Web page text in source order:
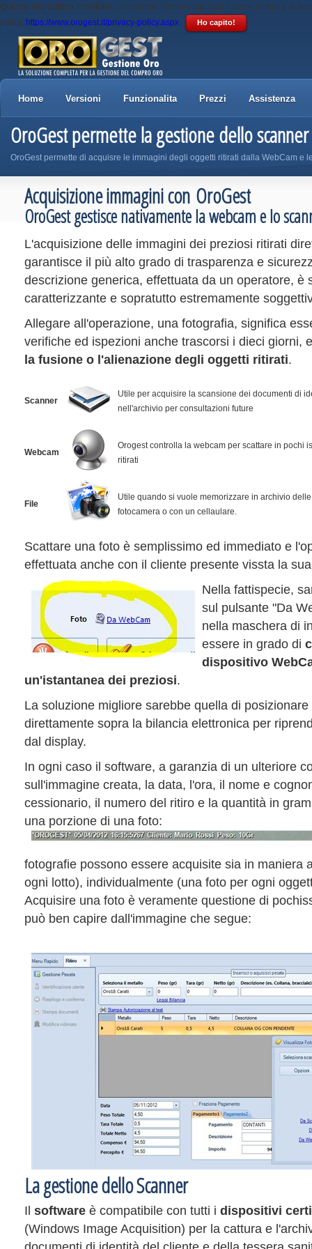
Questo sito utilizza i cookies. Utilizzando il nostro sito web l'utente dichiara di
policy. https://www.orogest.it/privacy-policy.aspx Ho capito!
Home Versioni Funzionalita Prezzi Assistenza
OroGest permette la gestione dello
OroGest permette di acquisre le immagini degli oggetti ritirati dalla WebCam
Acquisizione immagini con OroGest
OroGest gestisce nativamente la webcam e lo
L'acquisizione delle immagini dei preziosi ritirati
garantisce il più alto grado di trasparenza e
descrizione generica, effettuata da un operatore, è
caratterizzante e sopratutto estremamente
Allegare all'operazione, una fotografia, significa
verifiche ed ispezioni anche trascorsi i dieci giorni,
la fusione o l'alienazione degli oggetti ritirati.
Scanner
Utile per acquisire la scansione dei documenti di
nell'archivio per consultazioni future
Webcam
Orogest controlla la webcam per scattare in pochi
ritirati
File
Utile quando si vuole memorizzare in archivio
fotocamera o con un cellaulare.
Scattare una foto è semplissimo ed immediato e
effettuata anche con il cliente presente vissta la
Nella fattispecie,
sul pulsante "Da
nella maschera di
essere in grado di
dispositivo
un'istantanea dei preziosi.
La soluzione migliore sarebbe quella di
direttamente sopra la bilancia elettronica per
dal display.
In ogni caso il software, a garanzia di un ulteriore
sull'immagine creata, la data, l'ora, il nome e
cessionario, il numero del ritiro e la quantità in
una porzione di una foto:
fotografie possono essere acquisite sia in maniera
ogni lotto), individualmente (una foto per ogni
Acquisire una foto è veramente questione di
può ben capire dall'immagine che segue:
La gestione dello Scanner
Il software è compatibile con tutti i dispositivi
(Windows Image Acquisition) per la cattura e